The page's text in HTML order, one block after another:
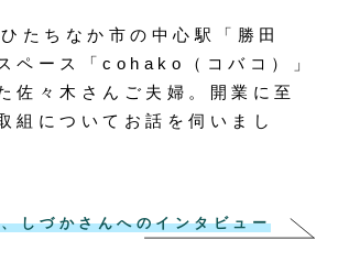
たちなか市の中心駅「勝田
ペース「cohako（コバコ）」
佐々木さんご夫婦。開業に至
組についてお話を伺いまし
しづかさんへのインタビュー